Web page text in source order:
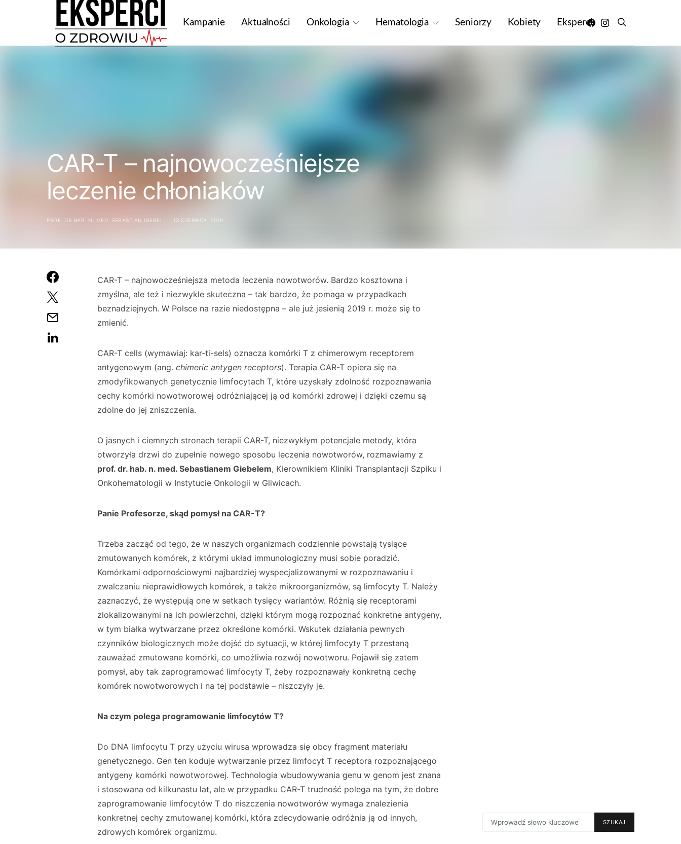
Kampanie Aktualności Onkologia Hematologia Seniorzy Kobiety Eksperci
CAR-T – najnowocześniejsze
leczenie chłoniaków
PROF. DR HAB. N. MED. SEBASTIAN GIEBEL 13 CZERWCA, 2019
CAR-T – najnowocześniejsza metoda leczenia nowotworów. Bardzo kosztowna i
zmyślna, ale też i niezwykle skuteczna – tak bardzo, że pomaga w przypadkach
beznadziejnych. W Polsce na razie niedostępna – ale już jesienią 2019 r. może się to
zmienić.
CAR-T cells (wymawiaj: kar-ti-sels) oznacza komórki T z chimerowym receptorem
antygenowym (ang. chimeric antygen receptors). Terapia CAR-T opiera się na
zmodyfikowanych genetycznie limfocytach T, które uzyskały zdolność rozpoznawania
cechy komórki nowotworowej odróżniającej ją od komórki zdrowej i dzięki czemu są
zdolne do jej zniszczenia.
O jasnych i ciemnych stronach terapii CAR-T, niezwykłym potencjale metody, która
otworzyła drzwi do zupełnie nowego sposobu leczenia nowotworów, rozmawiamy z
prof. dr. hab. n. med. Sebastianem Giebelem, Kierownikiem Kliniki Transplantacji Szpiku i
Onkohematologii w Instytucie Onkologii w Gliwicach.
Panie Profesorze, skąd pomysł na CAR-T?
Trzeba zacząć od tego, że w naszych organizmach codziennie powstają tysiące
zmutowanych komórek, z którymi układ immunologiczny musi sobie poradzić.
Komórkami odpornościowymi najbardziej wyspecjalizowanymi w rozpoznawaniu i
zwalczaniu nieprawidłowych komórek, a także mikroorganizmów, są limfocyty T. Należy
zaznaczyć, że występują one w setkach tysięcy wariantów. Różnią się receptorami
zlokalizowanymi na ich powierzchni, dzięki którym mogą rozpoznać konkretne antygeny,
w tym białka wytwarzane przez określone komórki. Wskutek działania pewnych
czynników biologicznych może dojść do sytuacji, w której limfocyty T przestaną
zauważać zmutowane komórki, co umożliwia rozwój nowotworu. Pojawił się zatem
pomysł, aby tak zaprogramować limfocyty T, żeby rozpoznawały konkretną cechę
komórek nowotworowych i na tej podstawie – niszczyły je.
Na czym polega programowanie limfocytów T?
Do DNA limfocytu T przy użyciu wirusa wprowadza się obcy fragment materiału
genetycznego. Gen ten koduje wytwarzanie przez limfocyt T receptora rozpoznającego
antygeny komórki nowotworowej. Technologia wbudowywania genu w genom jest znana
i stosowana od kilkunastu lat, ale w przypadku CAR-T trudność polega na tym, że dobre
zaprogramowanie limfocytów T do niszczenia nowotworów wymaga znalezienia
konkretnej cechy zmutowanej komórki, która zdecydowanie odróżnia ją od innych,
zdrowych komórek organizmu.
FOR:
SZUKAJ